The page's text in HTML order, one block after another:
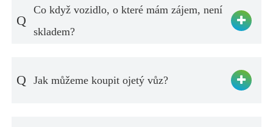
Q
Co když vozidlo, o které mám zájem, není
skladem?
Q Jak můžeme koupit ojetý vůz?